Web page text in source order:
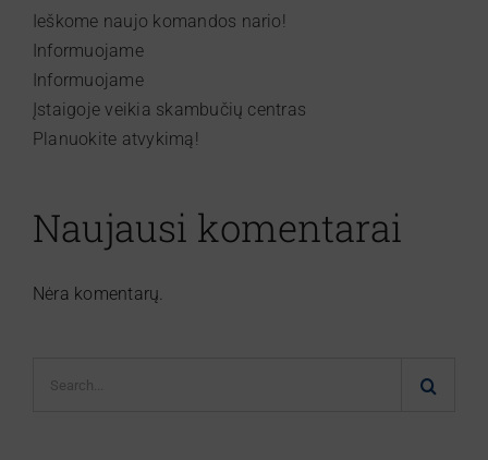
Ieškome naujo komandos nario!
Informuojame
Informuojame
Įstaigoje veikia skambučių centras
Planuokite atvykimą!
Naujausi komentarai
Nėra komentarų.